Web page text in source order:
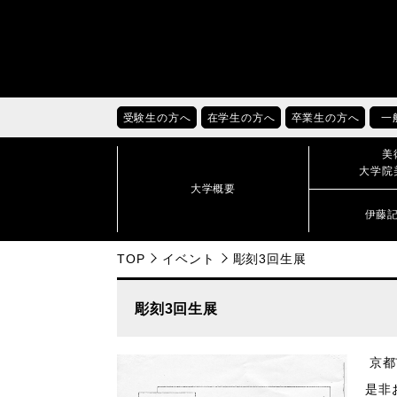
受験生の方へ 在学生の方へ 卒業生の方へ 一
大学概要
美
大学院
伊藤
TOP イベント 彫刻3回生展
彫刻3回生展
京
是非